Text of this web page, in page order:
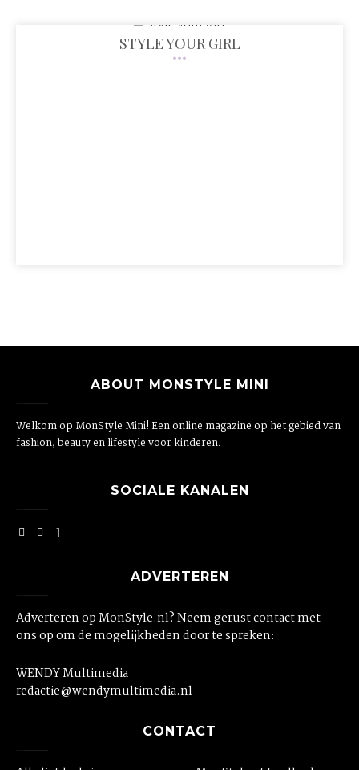
STYLE YOUR GIRL
ABOUT MONSTYLE MINI
Welkom op MonStyle Mini! Een online magazine op het gebied van
fashion, beauty en lifestyle voor kinderen.
SOCIALE KANALEN
ADVERTEREN
Adverteren op MonStyle.nl? Neem gerust contact met
ons op om de mogelijkheden door te spreken:
WENDY Multimedia
redactie@wendymultimedia.nl
CONTACT